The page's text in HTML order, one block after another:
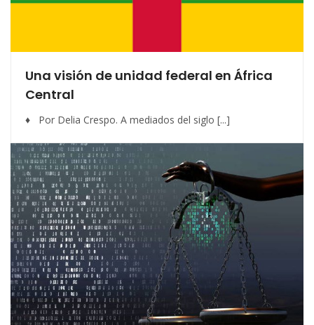
Una visión de unidad federal en África
Central
♦ Por Delia Crespo. A mediados del siglo [...]